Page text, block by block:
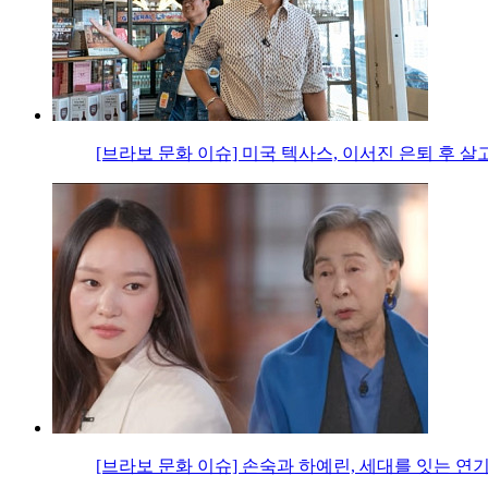
[브라보 문화 이슈] 미국 텍사스, 이서진 은퇴 후 살
[브라보 문화 이슈] 손숙과 하예린, 세대를 잇는 연